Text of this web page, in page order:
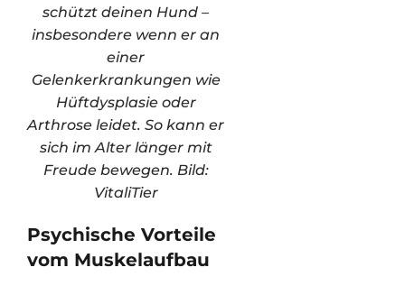
schützt deinen Hund –
insbesondere wenn er an
einer
Gelenkerkrankungen wie
Hüftdysplasie oder
Arthrose leidet. So kann er
sich im Alter länger mit
Freude bewegen. Bild:
VitaliTier
Psychische Vorteile
vom Muskelaufbau